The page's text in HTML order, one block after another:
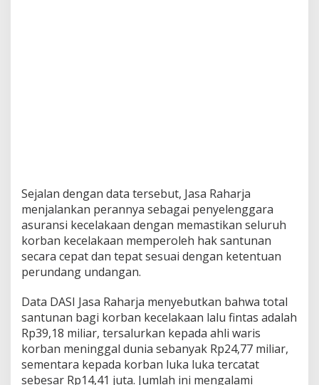
Sejalan dengan data tersebut, Jasa Raharja
menjalankan perannya sebagai penyelenggara
asuransi kecelakaan dengan memastikan seluruh
korban kecelakaan memperoleh hak santunan
secara cepat dan tepat sesuai dengan ketentuan
perundang undangan.
Data DASI Jasa Raharja menyebutkan bahwa total
santunan bagi korban kecelakaan lalu fintas adalah
Rp39,18 miliar, tersalurkan kepada ahli waris
korban meninggal dunia sebanyak Rp24,77 miliar,
sementara kepada korban luka luka tercatat
sebesar Rp14,41 juta. Jumlah ini mengalami